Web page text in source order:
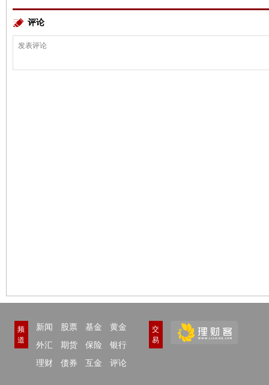
评论
频
道
新闻 股票 基金
黄金
外汇
期货 保险
银行
理财
债券 互金 评论
交
易